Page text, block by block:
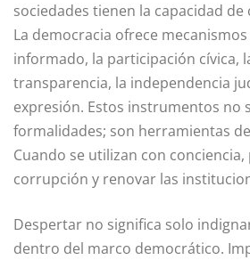
sociedades tienen la capacidad
La democracia ofrece
informado, la participación cívica,
transparencia, la independencia
expresión. Estos instrumentos no
formalidades; son herramientas
Cuando se utilizan con
corrupción y renovar las
Despertar no significa solo
dentro del marco democrático.